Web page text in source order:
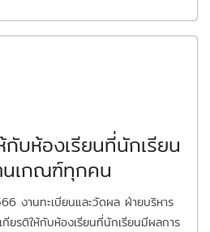
บห้องเรียนที่นักเรียน
นเกณฑ์ทุกคน
งานทะเบียนและวัดผล ฝ่ายบริหาร
กียรติให้กับห้องเรียนที่นักเรียนมีผลการ